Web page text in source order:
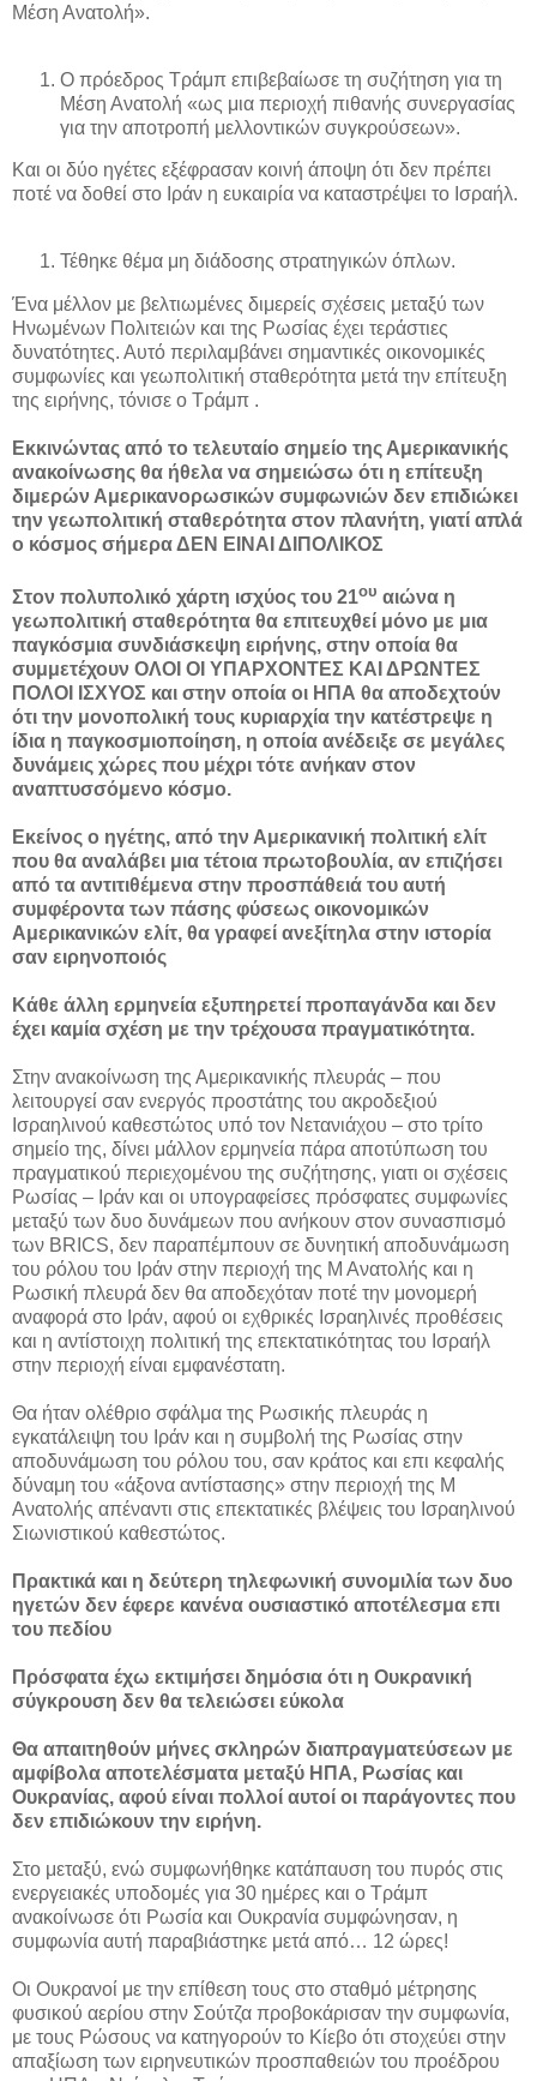
Μέση Ανατολή».
Ο πρόεδρος Τράμπ επιβεβαίωσε τη συζήτηση για τη
Μέση Ανατολή «ως μια περιοχή πιθανής συνεργασίας
για την αποτροπή μελλοντικών συγκρούσεων».
Και οι δύο ηγέτες εξέφρασαν κοινή άποψη ότι δεν πρέπει
ποτέ να δοθεί στο Ιράν η ευκαιρία να καταστρέψει το Ισραήλ.
Τέθηκε θέμα μη διάδοσης στρατηγικών όπλων.
Ένα μέλλον με βελτιωμένες διμερείς σχέσεις μεταξύ των
Ηνωμένων Πολιτειών και της Ρωσίας έχει τεράστιες
δυνατότητες. Αυτό περιλαμβάνει σημαντικές οικονομικές
συμφωνίες και γεωπολιτική σταθερότητα μετά την επίτευξη
της ειρήνης, τόνισε ο Τράμπ .
Εκκινώντας από το τελευταίο σημείο της Αμερικανικής
ανακοίνωσης θα ήθελα να σημειώσω ότι η επίτευξη
διμερών Αμερικανορωσικών συμφωνιών δεν επιδιώκει
την γεωπολιτική σταθερότητα στον πλανήτη, γιατί απλά
ο κόσμος σήμερα ΔΕΝ ΕΙΝΑΙ ΔΙΠΟΛΙΚΟΣ
Στον πολυπολικό χάρτη ισχύος του 21ου αιώνα η
γεωπολιτική σταθερότητα θα επιτευχθεί μόνο με μια
παγκόσμια συνδιάσκεψη ειρήνης, στην οποία θα
συμμετέχουν ΟΛΟΙ ΟΙ ΥΠΑΡΧΟΝΤΕΣ ΚΑΙ ΔΡΩΝΤΕΣ
ΠΟΛΟΙ ΙΣΧΥΟΣ και στην οποία οι ΗΠΑ θα αποδεχτούν
ότι την μονοπολική τους κυριαρχία την κατέστρεψε η
ίδια η παγκοσμιοποίηση, η οποία ανέδειξε σε μεγάλες
δυνάμεις χώρες που μέχρι τότε ανήκαν στον
αναπτυσσόμενο κόσμο.
Εκείνος ο ηγέτης, από την Αμερικανική πολιτική ελίτ
που θα αναλάβει μια τέτοια πρωτοβουλία, αν επιζήσει
από τα αντιτιθέμενα στην προσπάθειά του αυτή
συμφέροντα των πάσης φύσεως οικονομικών
Αμερικανικών ελίτ, θα γραφεί ανεξίτηλα στην ιστορία
σαν ειρηνοποιός
Κάθε άλλη ερμηνεία εξυπηρετεί προπαγάνδα και δεν
έχει καμία σχέση με την τρέχουσα πραγματικότητα.
Στην ανακοίνωση της Αμερικανικής πλευράς – που
λειτουργεί σαν ενεργός προστάτης του ακροδεξιού
Ισραηλινού καθεστώτος υπό τον Νετανιάχου – στο τρίτο
σημείο της, δίνει μάλλον ερμηνεία πάρα αποτύπωση του
πραγματικού περιεχομένου της συζήτησης, γιατι οι σχέσεις
Ρωσίας – Ιράν και οι υπογραφείσες πρόσφατες συμφωνίες
μεταξύ των δυο δυνάμεων που ανήκουν στον συνασπισμό
των BRICS, δεν παραπέμπουν σε δυνητική αποδυνάμωση
του ρόλου του Ιράν στην περιοχή της Μ Ανατολής και η
Ρωσική πλευρά δεν θα αποδεχόταν ποτέ την μονομερή
αναφορά στο Ιράν, αφού οι εχθρικές Ισραηλινές προθέσεις
και η αντίστοιχη πολιτική της επεκτατικότητας του Ισραήλ
στην περιοχή είναι εμφανέστατη.
Θα ήταν ολέθριο σφάλμα της Ρωσικής πλευράς η
εγκατάλειψη του Ιράν και η συμβολή της Ρωσίας στην
αποδυνάμωση του ρόλου του, σαν κράτος και επι κεφαλής
δύναμη του «άξονα αντίστασης» στην περιοχή της Μ
Ανατολής απέναντι στις επεκτατικές βλέψεις του Ισραηλινού
Σιωνιστικού καθεστώτος.
Πρακτικά και η δεύτερη τηλεφωνική συνομιλία των δυο
ηγετών δεν έφερε κανένα ουσιαστικό αποτέλεσμα επι
του πεδίου
Πρόσφατα έχω εκτιμήσει δημόσια ότι η Ουκρανική
σύγκρουση δεν θα τελειώσει εύκολα
Θα απαιτηθούν μήνες σκληρών διαπραγματεύσεων με
αμφίβολα αποτελέσματα μεταξύ ΗΠΑ, Ρωσίας και
Ουκρανίας, αφού είναι πολλοί αυτοί οι παράγοντες που
δεν επιδιώκουν την ειρήνη.
Στο μεταξύ, ενώ συμφωνήθηκε κατάπαυση του πυρός στις
ενεργειακές υποδομές για 30 ημέρες και ο Τράμπ
ανακοίνωσε ότι Ρωσία και Ουκρανία συμφώνησαν, η
συμφωνία αυτή παραβιάστηκε μετά από… 12 ώρες!
Οι Ουκρανοί με την επίθεση τους στο σταθμό μέτρησης
φυσικού αερίου στην Σούτζα προβοκάρισαν την συμφωνία,
με τους Ρώσους να κατηγορούν το Κίεβο ότι στοχεύει στην
απαξίωση των ειρηνευτικών προσπαθειών του προέδρου